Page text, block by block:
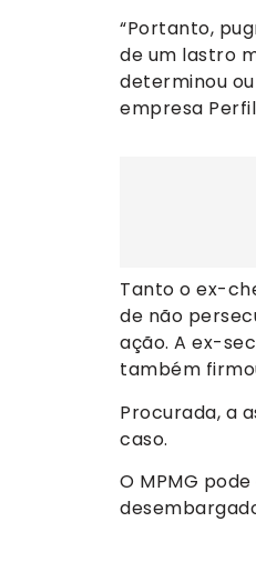
“Portanto,
de um lastro
determinou
empresa
Tanto o ex-
de não
ação. A ex-
também
Procurada, a
caso.
O MPMG